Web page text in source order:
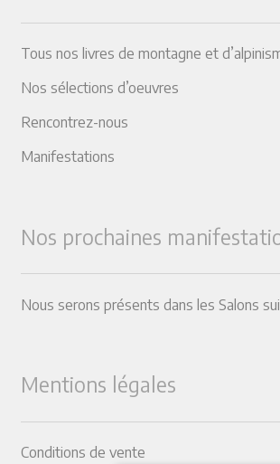
Tous nos livres de montagne et
Nos sélections d’oeuvres
Rencontrez-nous
Manifestations
Nos prochaines
Nous serons présents dans les Salons
Mentions légales
Conditions de vente